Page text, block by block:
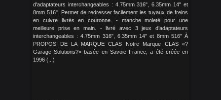
d'adaptateurs interchangeables : 4.75mm 316", 6.35mm 14" et
8mm 516". Permet de redresser facilement les tuyaux de freins
en cuivre livrés en couronne. - manche moleté pour une
meilleure prise en main. - livré avec 3 jeux d’adaptateurs
interchangeables : 4.75mm 316", 6.35mm 14" et 8mm 516" À
PROPOS DE LA MARQUE CLAS Notre Marque CLAS «?
Garage Solutions?» basée en Savoie France, a été créée en
1996 (...)